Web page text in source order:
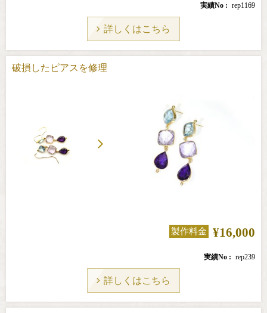
実績No rep1169
詳しくはこちら
破損したピアスを修理
製作料金 ¥16,000
実績No rep239
詳しくはこちら